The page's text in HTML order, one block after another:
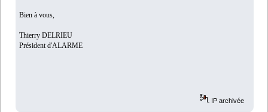
Bien à vous,
Thierry DELRIEU
Président d'ALARME
IP archivée